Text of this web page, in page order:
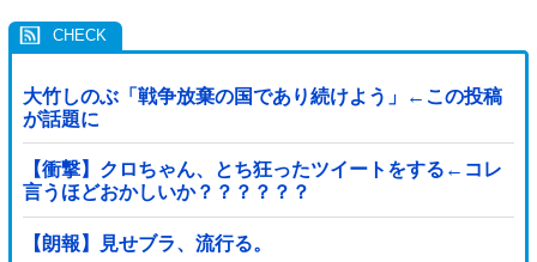
大竹しのぶ「戦争放棄の国であり続けよう」←この投稿
が話題に
【衝撃】クロちゃん、とち狂ったツイートをする←コレ
言うほどおかしいか？？？？？？
【朗報】見せブラ、流行る。